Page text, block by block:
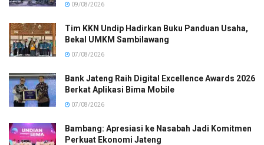
09/08/2026
Tim KKN Undip Hadirkan Buku Panduan Usaha,
Bekal UMKM Sambilawang
07/08/2026
Bank Jateng Raih Digital Excellence Awards 2026
Berkat Aplikasi Bima Mobile
07/08/2026
Bambang: Apresiasi ke Nasabah Jadi Komitmen
Perkuat Ekonomi Jateng